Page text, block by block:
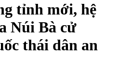
tỉnh mới, hệ
Núi Bà cử
thái dân an